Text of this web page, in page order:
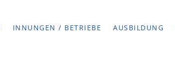
INNUNGEN / BETRIEBE AUSBILDUNG